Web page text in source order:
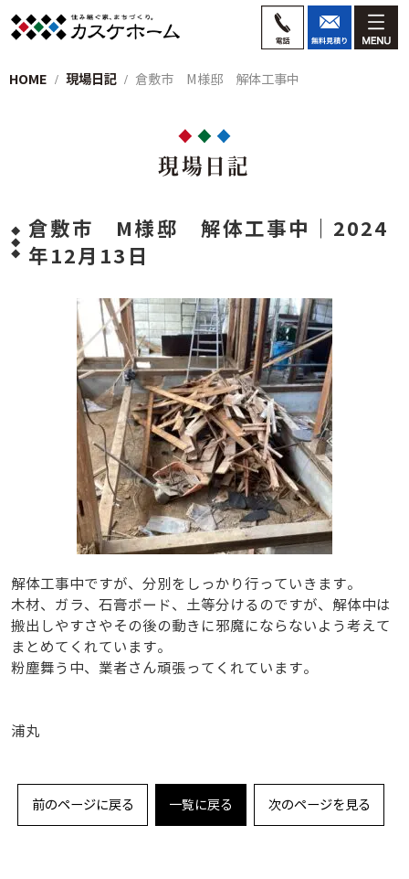
HOME 現場日記 倉敷市 M様邸 解体工事中
現場日記
倉敷市 M様邸 解体工事中｜2024
年12月13日
解体工事中ですが、分別をしっかり行っていきます。
木材、ガラ、石膏ボード、土等分けるのですが、解体中は
搬出しやすさやその後の動きに邪魔にならないよう考えて
まとめてくれています。
粉塵舞う中、業者さん頑張ってくれています。
浦丸
前のページに戻る 一覧に戻る 次のページを見る